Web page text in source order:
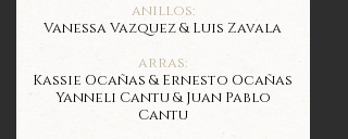
anillos:
Vanessa Vazquez & Luis Zavala
arras:
Kassie Ocañas & Ernesto Ocañas
Yanneli Cantu & Juan Pablo
Cantu